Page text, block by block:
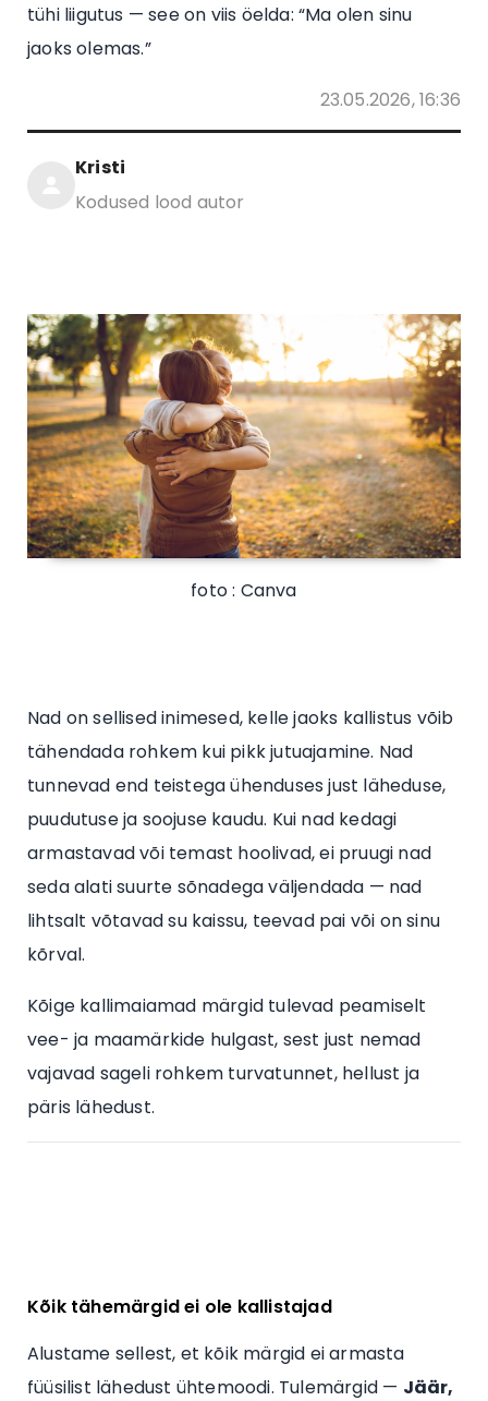
tühi liigutus — see on viis öelda: “Ma olen sinu
jaoks olemas.”
23.05.2026, 16:36
Kristi
Kodused lood autor
foto : Canva
Nad on sellised inimesed, kelle jaoks kallistus võib
tähendada rohkem kui pikk jutuajamine. Nad
tunnevad end teistega ühenduses just läheduse,
puudutuse ja soojuse kaudu. Kui nad kedagi
armastavad või temast hoolivad, ei pruugi nad
seda alati suurte sõnadega väljendada — nad
lihtsalt võtavad su kaissu, teevad pai või on sinu
kõrval.
Kõige kallimaiamad märgid tulevad peamiselt
vee- ja maamärkide hulgast, sest just nemad
vajavad sageli rohkem turvatunnet, hellust ja
päris lähedust.
Kõik tähemärgid ei ole kallistajad
Alustame sellest, et kõik märgid ei armasta
füüsilist lähedust ühtemoodi. Tulemärgid — Jäär,